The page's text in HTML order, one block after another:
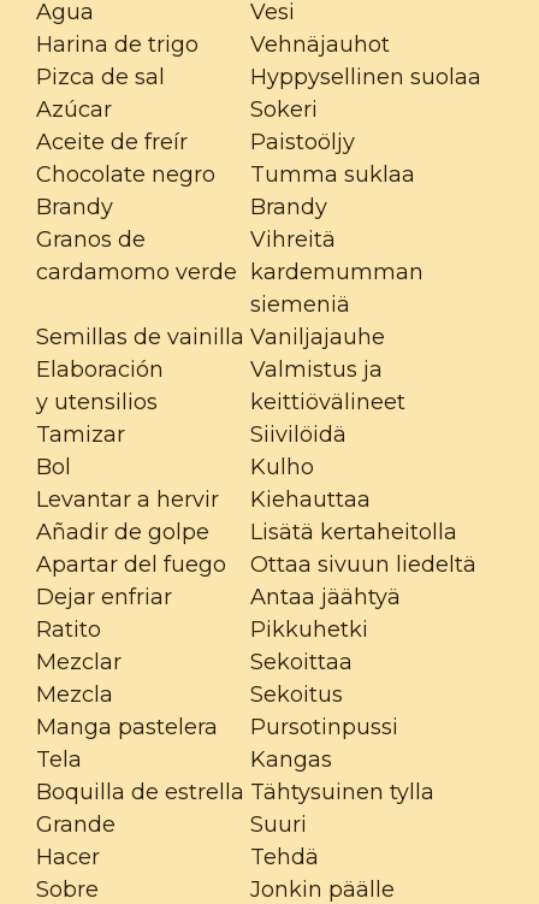
Agua
Vesi
Harina de trigo
Vehnäjauhot
Pizca de sal
Hyppysellinen suolaa
Azúcar
Sokeri
Aceite de freír
Paistoöljy
Chocolate negro
Tumma suklaa
Brandy
Brandy
Granos de
cardamomo verde
Vihreitä
kardemumman
siemeniä
Semillas de vainilla Vaniljajauhe
Elaboración
y utensilios
Valmistus ja
keittiövälineet
Tamizar
Siivilöidä
Bol
Kulho
Levantar a hervir
Kiehauttaa
Añadir de golpe
Lisätä kertaheitolla
Apartar del fuego
Ottaa sivuun liedeltä
Dejar enfriar
Antaa jäähtyä
Ratito
Pikkuhetki
Mezclar
Sekoittaa
Mezcla
Sekoitus
Manga pastelera
Pursotinpussi
Tela
Kangas
Boquilla de estrella Tähtysuinen tylla
Grande
Suuri
Hacer
Tehdä
Sobre
Jonkin päälle